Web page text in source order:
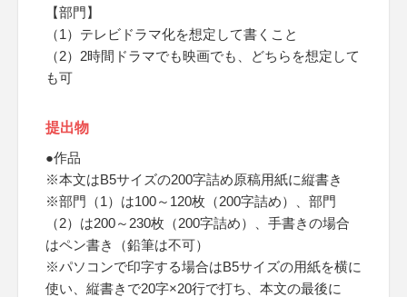
【部門】
（1）テレビドラマ化を想定して書くこと
（2）2時間ドラマでも映画でも、どちらを想定して
も可
提出物
●作品
※本文はB5サイズの200字詰め原稿用紙に縦書き
※部門（1）は100～120枚（200字詰め）、部門
（2）は200～230枚（200字詰め）、手書きの場合
はペン書き（鉛筆は不可）
※パソコンで印字する場合はB5サイズの用紙を横に
使い、縦書きで20字×20行で打ち、本文の最後に